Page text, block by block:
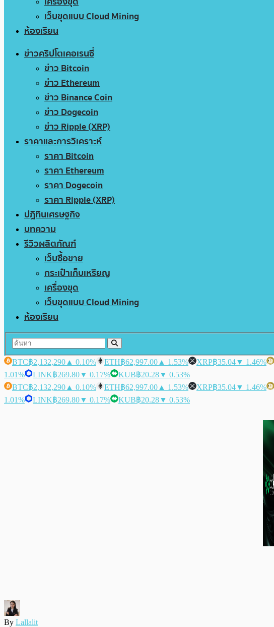
เว็บขุดแบบ Cloud Mining
ห้องเรียน
ข่าวคริปโตเคอเรนซี่
ข่าว Bitcoin
ข่าว Ethereum
ข่าว Binance Coin
ข่าว Dogecoin
ข่าว Ripple (XRP)
ราคาและการวิเคราะห์
ราคา Bitcoin
ราคา Ethereum
ราคา Dogecoin
ราคา Ripple (XRP)
ปฏิทินเศรษฐกิจ
บทความ
รีวิวผลิตภัณฑ์
เว็บซื้อขาย
กระเป๋าเก็บเหรียญ
เครื่องขุด
เว็บขุดแบบ Cloud Mining
ห้องเรียน
BTC฿2,132,290 ▲ 0.10% ETH฿62,997.00 ▲ 1.53% XRP฿35.04▼ 1.46%
1.01%
LINK฿269.80▼ 0.17% KUB฿20.28▼ 0.53%
BTC฿2,132,290 ▲ 0.10% ETH฿62,997.00 ▲ 1.53% XRP฿35.04▼ 1.46%
1.01%
LINK฿269.80▼ 0.17% KUB฿20.28▼ 0.53%
By Lallalit